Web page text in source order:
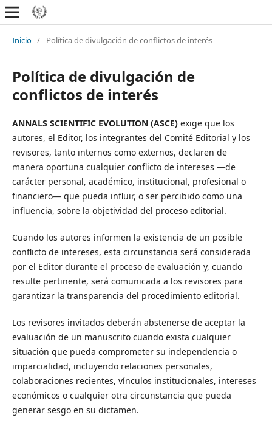
Inicio / Política de divulgación de conflictos de interés
Política de divulgación de
conflictos de interés
ANNALS SCIENTIFIC EVOLUTION (ASCE)exige que los
autores, el Editor, los integrantes del Comité Editorial y los
revisores, tanto internos como externos, declaren de
manera oportuna cualquier conflicto de intereses —de
carácter personal, académico, institucional, profesional o
financiero— que pueda influir, o ser percibido como una
influencia, sobre la objetividad del proceso editorial.
Cuando los autores informen la existencia de un posible
conflicto de intereses, esta circunstancia será considerada
por el Editor durante el proceso de evaluación y, cuando
resulte pertinente, será comunicada a los revisores para
garantizar la transparencia del procedimiento editorial.
Los revisores invitados deberán abstenerse de aceptar la
evaluación de un manuscrito cuando exista cualquier
situación que pueda comprometer su independencia o
imparcialidad, incluyendo relaciones personales,
colaboraciones recientes, vínculos institucionales, intereses
económicos o cualquier otra circunstancia que pueda
generar sesgo en su dictamen.